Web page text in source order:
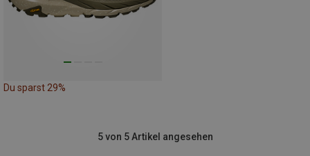
Du sparst 29%
5 von 5 Artikel angesehen